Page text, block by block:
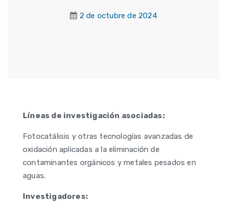
2 de octubre de 2024
Líneas de investigación asociadas:
Fotocatálisis y otras tecnologías avanzadas de
oxidación aplicadas a la eliminación de
contaminantes orgánicos y metales pesados en
aguas.
Investigadores: